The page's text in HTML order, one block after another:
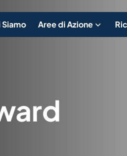
Siamo Aree di Azione